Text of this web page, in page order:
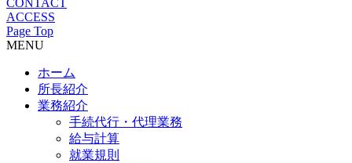
ACCESS
Page Top
MENU
ホーム
所長紹介
業務紹介
手続代行・代理業務
給与計算
就業規則